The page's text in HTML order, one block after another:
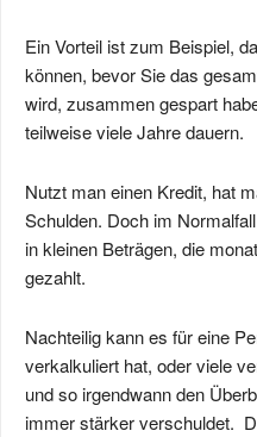
Ein Vorteil ist zum Beispiel,
können, bevor Sie das
wird, zusammen gespart
teilweise viele Jahre dauern.
Nutzt man einen Kredit, hat
Schulden. Doch im
in kleinen Beträgen, die
gezahlt.
Nachteilig kann es für eine
verkalkuliert hat, oder viele
und so irgendwann den
immer stärker verschuldet.